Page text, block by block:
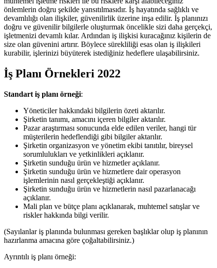
önlemlerin doğru şekilde yansıtılmasıdır. İş hayatında sağlıklı ve
devamlılığı olan ilişkiler, güvenilirlik üzerine inşa edilir. İş planınızı
doğru ve güvenilir bilgilerle oluşturmak öncelikle sizi daha gerçekçi,
işletmenizi devamlı kılar. Ardından iş ilişkisi kuracağınız kişilerin de
size olan güvenini artırır. Böylece sürekliliği esas olan iş ilişkileri
kurabilir, işlerinizi büyüterek istediğiniz hedeflere ulaşabilirsiniz.
İş Planı Örnekleri 2022
Standart iş planı örneği:
Yöneticiler hakkındaki bilgilerin özeti aktarılır.
Şirketin tanımı, amacını içeren bilgiler aktarılır.
Pazar araştırması sonucunda elde edilen veriler, hangi tür
müşterilerin hedeflendiği gibi bilgiler aktarılır.
Şirketin organizasyon ve yönetim ekibi tanıtılır, bireysel
sorumlulukları ve yetkinlikleri açıklanır.
Şirketin sunduğu ürün ve hizmetler açıklanır.
Şirketin sunduğu ürün ve hizmetlere dair operasyon
işlemlerinin nasıl gerçekleştiği açıklanır.
Şirketin sunduğu ürün ve hizmetlerin nasıl pazarlanacağı
açıklanır.
Mali plan ve bütçe planı açıklanarak, muhtemel satışlar ve
riskler hakkında bilgi verilir.
(Sayılanlar iş planında bulunması gereken başlıklar olup iş planının
hazırlanma amacına göre çoğaltabilirsiniz.)
Ayrıntılı iş planı örneği: